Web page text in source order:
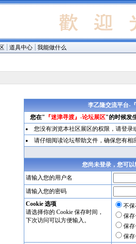
道具中心 我能做什么
李乙隆交流平台-
您在" 『迷津寻渡』-论坛展区"的时候发
您没有浏览本社区展区的权限，请登录
请仔细阅读论坛帮助文件，确保您有相
您尚未登录，您可
请输入您的用户名
请输入您的密码
Cookie 选项
请选择你的 Cookie 保存时间，
下次访问可以方便输入。
不
保存
保存
保